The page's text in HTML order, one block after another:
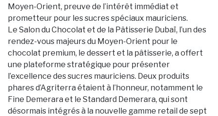
Moyen-Orient, preuve de l’intérêt immédiat et
prometteur pour les sucres spéciaux mauriciens.
Le Salon du Chocolat et de la Pâtisserie Dubaï, l’un des
rendez-vous majeurs du Moyen-Orient pour le
chocolat premium, le dessert et la pâtisserie, a offert
une plateforme stratégique pour présenter
l’excellence des sucres mauriciens. Deux produits
phares d’Agriterra étaient à l’honneur, notamment le
Fine Demerara et le Standard Demerara, qui sont
désormais intégrés à la nouvelle gamme retail de sept